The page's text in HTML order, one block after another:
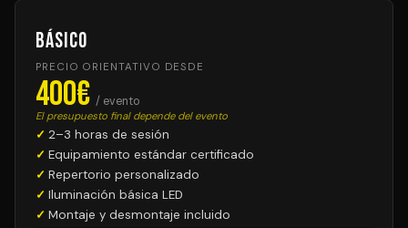
Básico
PRECIO ORIENTATIVO DESDE
400€ / evento
El presupuesto final depende del evento
2–3 horas de sesión
Equipamiento estándar certificado
Repertorio personalizado
Iluminación básica LED
Montaje y desmontaje incluido